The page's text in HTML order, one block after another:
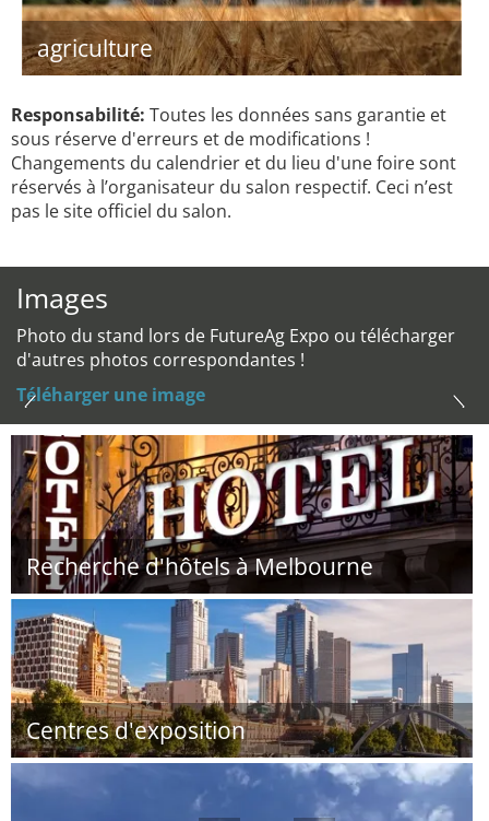
agriculture
Responsabilité: Toutes les données sans garantie et
sous réserve d'erreurs et de modifications !
Changements du calendrier et du lieu d'une foire sont
réservés à l’organisateur du salon respectif. Ceci n’est
pas le site officiel du salon.
Images
Photo du stand lors de FutureAg Expo ou télécharger
d'autres photos correspondantes !
Téléharger une image
Recherche d'hôtels à Melbourne
Centres d'exposition